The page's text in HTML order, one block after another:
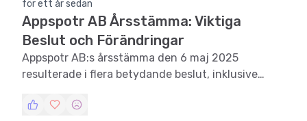
för ett år sedan
Appspotr AB Årsstämma: Viktiga
Beslut och Förändringar
Appspotr AB:s årsstämma den 6 maj 2025
resulterade i flera betydande beslut, inklusive